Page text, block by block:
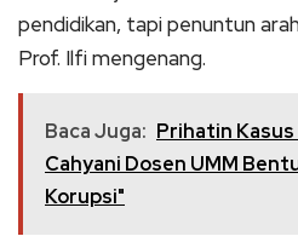
pendidikan, tapi penuntun
Prof. Ilfi mengenang.
Baca Juga: Prihatin
Cahyani Dosen UMM
Korupsi"